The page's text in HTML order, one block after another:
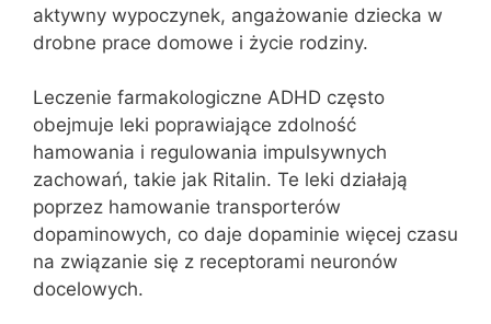
aktywny wypoczynek, angażowanie dziecka w
drobne prace domowe i życie rodziny.
Leczenie farmakologiczne ADHD często
obejmuje leki poprawiające zdolność
hamowania i regulowania impulsywnych
zachowań, takie jak Ritalin. Te leki działają
poprzez hamowanie transporterów
dopaminowych, co daje dopaminie więcej czasu
na związanie się z receptorami neuronów
docelowych.